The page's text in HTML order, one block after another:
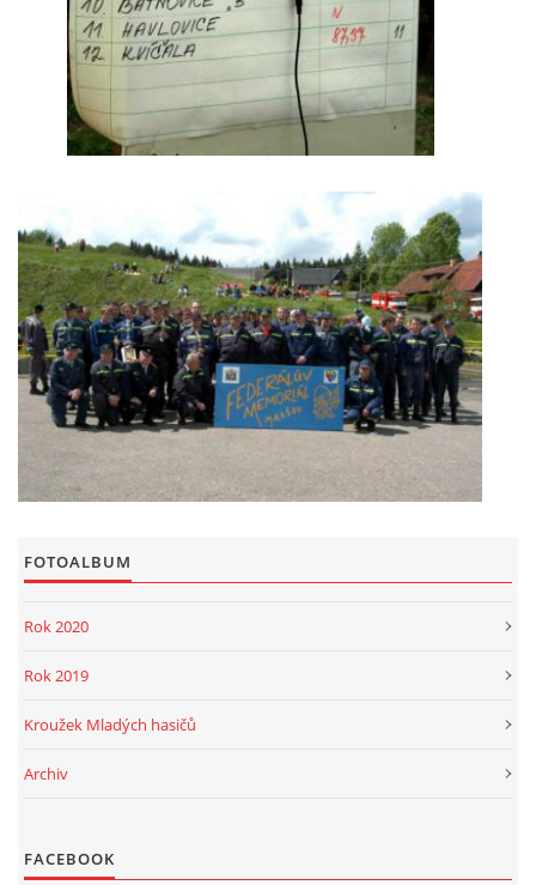
FOTOALBUM
Rok 2020
Rok 2019
Kroužek Mladých hasičů
Archiv
FACEBOOK